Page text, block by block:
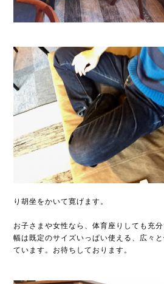
り胡坐をかいて寛げます。
お子さまや女性なら、体育座りしても充
幅は既定のサイズいっぱい使える、広々
ています。お待ちしております。